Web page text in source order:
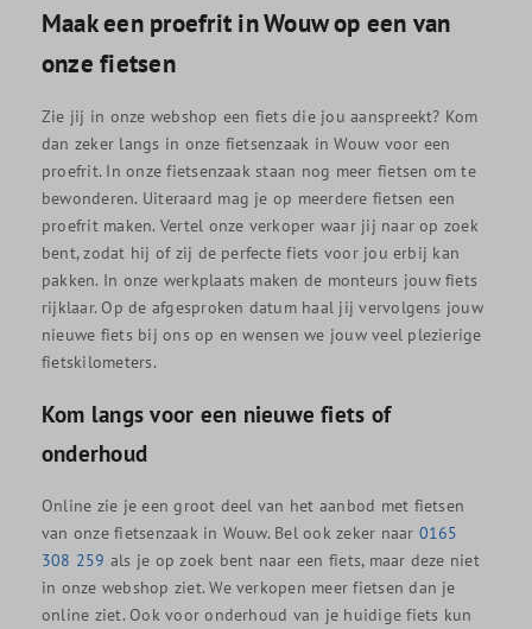
Maak een proefrit in Wouw op een van
onze fietsen
Zie jij in onze webshop een fiets die jou aanspreekt? Kom
dan zeker langs in onze fietsenzaak in Wouw voor een
proefrit. In onze fietsenzaak staan nog meer fietsen om te
bewonderen. Uiteraard mag je op meerdere fietsen een
proefrit maken. Vertel onze verkoper waar jij naar op zoek
bent, zodat hij of zij de perfecte fiets voor jou erbij kan
pakken. In onze werkplaats maken de monteurs jouw fiets
rijklaar. Op de afgesproken datum haal jij vervolgens jouw
nieuwe fiets bij ons op en wensen we jouw veel plezierige
fietskilometers.
Kom langs voor een nieuwe fiets of
onderhoud
Online zie je een groot deel van het aanbod met fietsen
van onze fietsenzaak in Wouw. Bel ook zeker naar 0165
308 259 als je op zoek bent naar een fiets, maar deze niet
in onze webshop ziet. We verkopen meer fietsen dan je
online ziet. Ook voor onderhoud van je huidige fiets kun